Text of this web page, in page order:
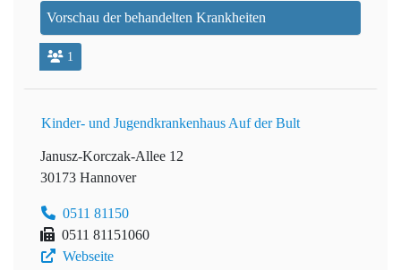
Vorschau der behandelten Krankheiten
1
Kinder- und Jugendkrankenhaus Auf der Bult
Janusz-Korczak-Allee 12
30173 Hannover
0511 81150
0511 81151060
Webseite